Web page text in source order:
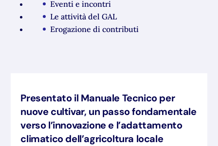
Eventi e incontri
Le attività del GAL
Erogazione di contributi
Presentato il Manuale Tecnico per
nuove cultivar, un passo fondamentale
verso l’innovazione e l’adattamento
climatico dell’agricoltura locale